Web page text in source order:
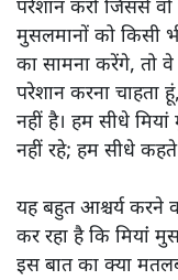
परेशान करो जिससे वो
मुसलमानों को किसी
का सामना करेंगे, तो
परेशान करना चाहता
नहीं है। हम सीधे
नहीं रहे; हम सीधे
यह बहुत आश्चर्य करने
कर रहा है कि मियांं
इस बात का क्या